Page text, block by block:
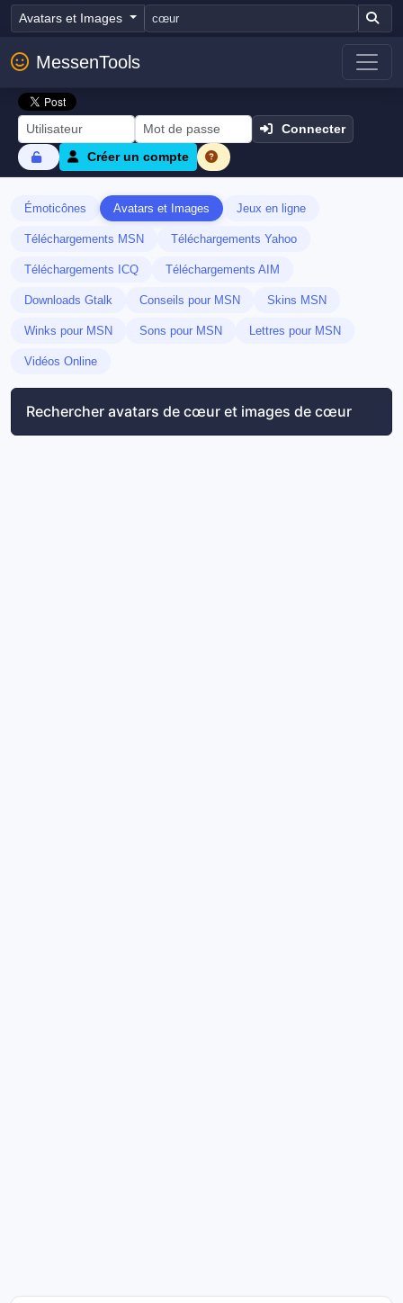
Avatars et Images
MessenTools
Connecter
Créer un compte
Émoticônes Avatars et Images Jeux en ligne
Téléchargements MSN Téléchargements Yahoo
Téléchargements ICQ Téléchargements AIM
Downloads Gtalk Conseils pour MSN Skins MSN
Winks pour MSN Sons pour MSN Lettres pour MSN
Vidéos Online
Rechercher avatars de cœur et images de cœur